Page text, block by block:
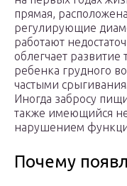
прямая,
регулирующие
работают
облегчает развитие
ребенка грудного
частыми
Иногда забросу
также имеющийся
нарушением
Почему